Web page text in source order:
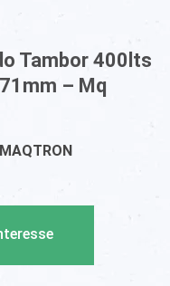
Tambor 400lts
– Mq